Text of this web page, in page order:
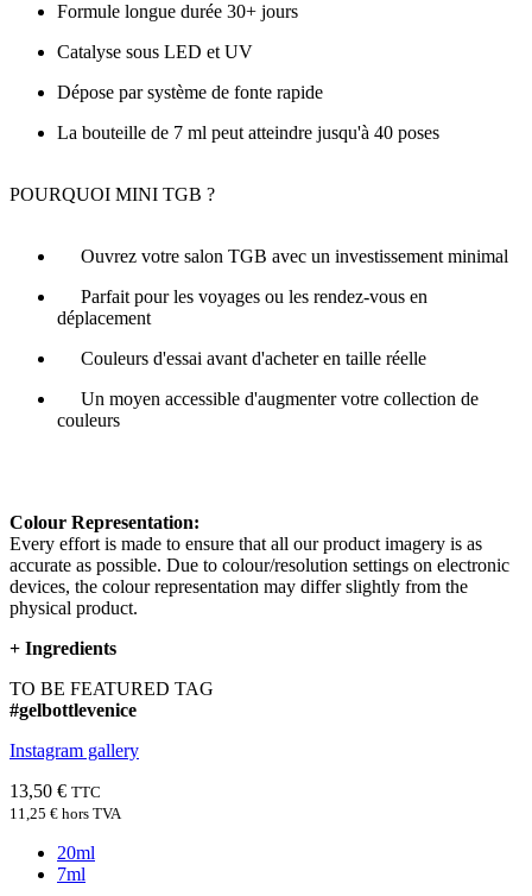
Formule longue durée 30+ jours
Catalyse sous LED et UV
Dépose par système de fonte rapide
La bouteille de 7 ml peut atteindre jusqu'à 40 poses
POURQUOI MINI TGB ?
Ouvrez votre salon TGB avec un investissement minimal
Parfait pour les voyages ou les rendez-vous en
déplacement
Couleurs d'essai avant d'acheter en taille réelle
Un moyen accessible d'augmenter votre collection de
couleurs
Colour Representation:
Every effort is made to ensure that all our product imagery is as
accurate as possible. Due to colour/resolution settings on electronic
devices, the colour representation may differ slightly from the
physical product.
+ Ingredients
TO BE FEATURED TAG
#gelbottlevenice
Instagram gallery
13,50 € TTC
11,25 € hors TVA
20ml
7ml